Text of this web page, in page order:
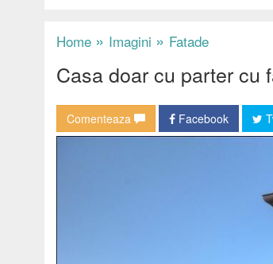
Home » Imagini » Fatade
Casa doar cu parter cu
Comenteaza Facebook